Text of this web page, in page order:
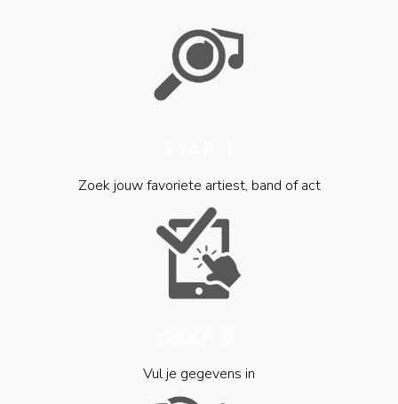
Zoek jouw favoriete artiest, band of act
Vul je gegevens in